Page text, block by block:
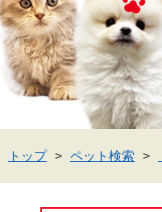
トップ ペット検索